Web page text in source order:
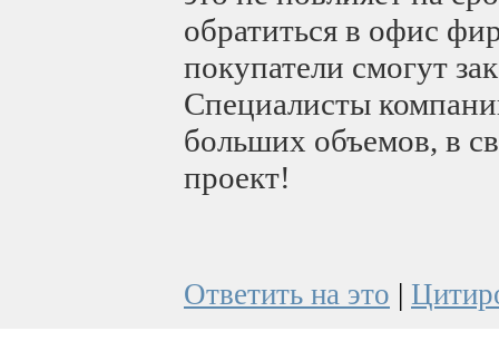
обратиться в офис
покупатели смогут
Специалисты
больших объемов, в
проект!
Ответить на это |